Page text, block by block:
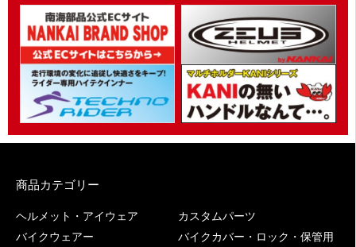
商品カテゴリー
ヘルメット・アイウェア
バイクウェアー
カスタムパーツ
バイクカバー・ロック・保管用